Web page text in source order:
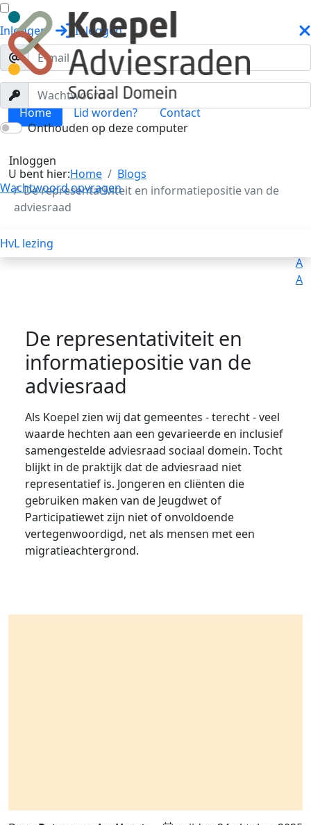
Inloggen Inloggen
Onthouden op deze computer
Inloggen
Wachtwoord opvragen
HvL lezing
Home Lid worden? Contact
U bent hier:Home
Blogs
De representativiteit en informatiepositie van de
adviesraad
A
A
De representativiteit en
informatiepositie van de
adviesraad
Als Koepel zien wij dat gemeentes - terecht - veel
waarde hechten aan een gevarieerde en inclusief
samengestelde adviesraad sociaal domein. Tocht
blijkt in de praktijk dat de adviesraad niet
representatief is. Jongeren en cliënten die
gebruiken maken van de Jeugdwet of
Participatiewet zijn niet of onvoldoende
vertegenwoordigd, net als mensen met een
migratieachtergrond.